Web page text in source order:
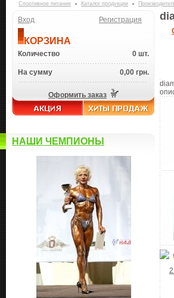
Спортивное питание Каталог продукции
Вход Регистрация
КОРЗИНА
Количество 0 шт.
На сумму 0,00 грн.
Оформить заказ
НАШИ ЧЕМПИОНЫ